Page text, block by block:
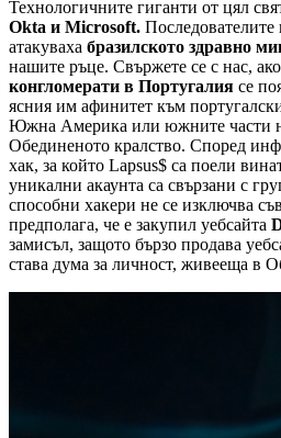
Технологичните гиганти от цял
Okta и Microsoft. Последователите
атакуваха бразилското здравно
нашите ръце. Свържете се с нас,
конгломерати в Португалия се
ясния им афинитет към
Южна Америка или южните части
Обединеното кралство. Според
хак, за който Lapsus$ са поели
уникални акаунта са свързани с
способни хакери не се изключва
предполага, че е закупил уебсайта
замисъл, защото бързо продава
става дума за личност, живееща в